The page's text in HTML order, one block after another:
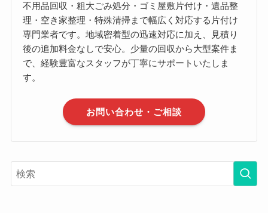
不用品回収・粗大ごみ処分・ゴミ屋敷片付け・遺品整
理・空き家整理・特殊清掃まで幅広く対応する片付け
専門業者です。地域密着型の迅速対応に加え、見積り
後の追加料金なしで安心。少量の回収から大型案件ま
で、経験豊富なスタッフが丁寧にサポートいたしま
す。
お問い合わせ・ご相談